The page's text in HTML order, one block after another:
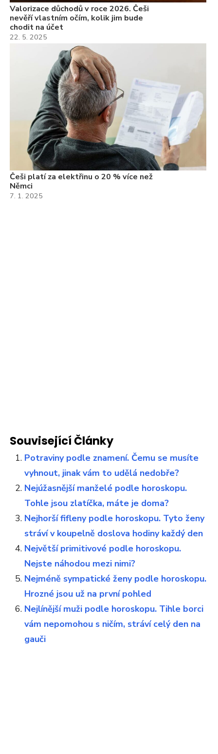
Valorizace důchodů v roce 2026. Češi
nevěří vlastním očím, kolik jim bude
chodit na účet
22. 5. 2025
Češi platí za elektřinu o 20 % více než
Němci
7. 1. 2025
Související Články
Potraviny podle znamení. Čemu se musíte
vyhnout, jinak vám to udělá nedobře?
Nejúžasnější manželé podle horoskopu.
Tohle jsou zlatíčka, máte je doma?
Nejhorší fifleny podle horoskopu. Tyto ženy
stráví v koupelně doslova hodiny každý den
Největší primitivové podle horoskopu.
Nejste náhodou mezi nimi?
Nejméně sympatické ženy podle horoskopu.
Hrozné jsou už na první pohled
Nejlínější muži podle horoskopu. Tihle borci
vám nepomohou s ničím, stráví celý den na
gauči